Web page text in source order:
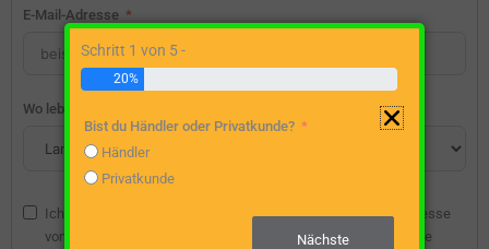
E-Mail-Adresse
Wo lebst du?
Ich bin damit einverstanden, dass die angegebene E-Mail-Adresse
vom Webseitenbetreiber gespeichert wird, damit ich über diese
Schritt 1 von 5 -
20%
Bist du Händler oder Privatkunde?
Händler
Privatkunde
Nächste